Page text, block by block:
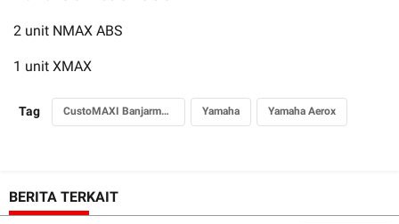
2 unit NMAX ABS
1 unit XMAX
Tag CustoMAXI Banjarmasin Yamaha Yamaha Aerox
BERITA TERKAIT